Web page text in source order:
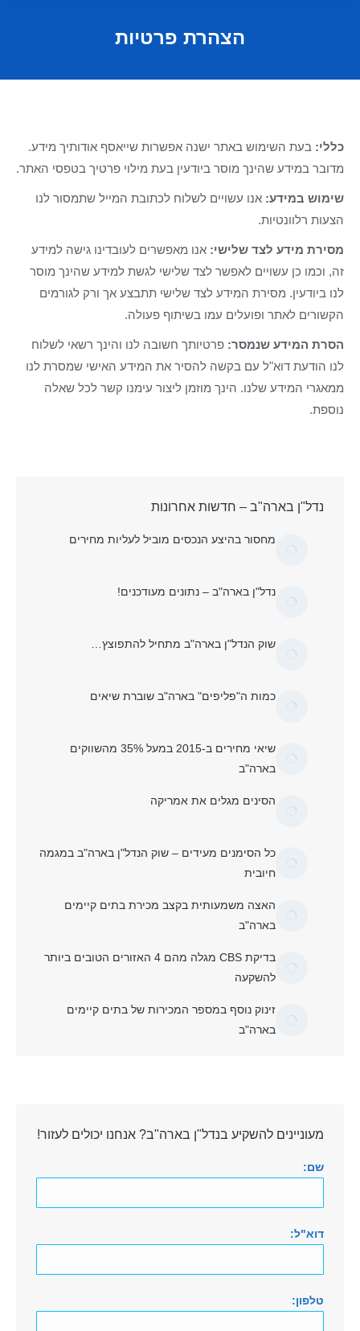
הצהרת פרטיות
כללי: בעת השימוש באתר ישנה אפשרות שייאסף אודותיך מידע.
מדובר במידע שהינך מוסר ביודעין בעת מילוי פרטיך בטפסי האתר.
שימוש במידע: אנו עשויים לשלוח לכתובת המייל שתמסור לנו
הצעות רלוונטיות.
מסירת מידע לצד שלישי: אנו מאפשרים לעובדינו גישה למידע
זה, וכמו כן עשויים לאפשר לצד שלישי לגשת למידע שהינך מוסר
לנו ביודעין. מסירת המידע לצד שלישי תתבצע אך ורק לגורמים
הקשורים לאתר ופועלים עמו בשיתוף פעולה.
הסרת המידע שנמסר: פרטיותך חשובה לנו והינך רשאי לשלוח
לנו הודעת דוא"ל עם בקשה להסיר את המידע האישי שמסרת לנו
ממאגרי המידע שלנו. הינך מוזמן ליצור עימנו קשר לכל שאלה
נוספת.
נדל"ן בארה"ב – חדשות אחרונות
מחסור בהיצע הנכסים מוביל לעליות מחירים
נדל"ן בארה"ב – נתונים מעודכנים!
שוק הנדל"ן בארה"ב מתחיל להתפוצץ…
כמות ה"פליפים" בארה"ב שוברת שיאים
שיאי מחירים ב-2015 במעל 35% מהשווקים
בארה"ב
הסינים מגלים את אמריקה
כל הסימנים מעידים – שוק הנדל"ן בארה"ב במגמה
חיובית
האצה משמעותית בקצב מכירת בתים קיימים
בארה"ב
בדיקת CBS מגלה מהם 4 האזורים הטובים ביותר
להשקעה
זינוק נוסף במספר המכירות של בתים קיימים
בארה"ב
מעוניינים להשקיע בנדל"ן בארה"ב? אנחנו יכולים לעזור!
שם:
דוא"ל:
טלפון: